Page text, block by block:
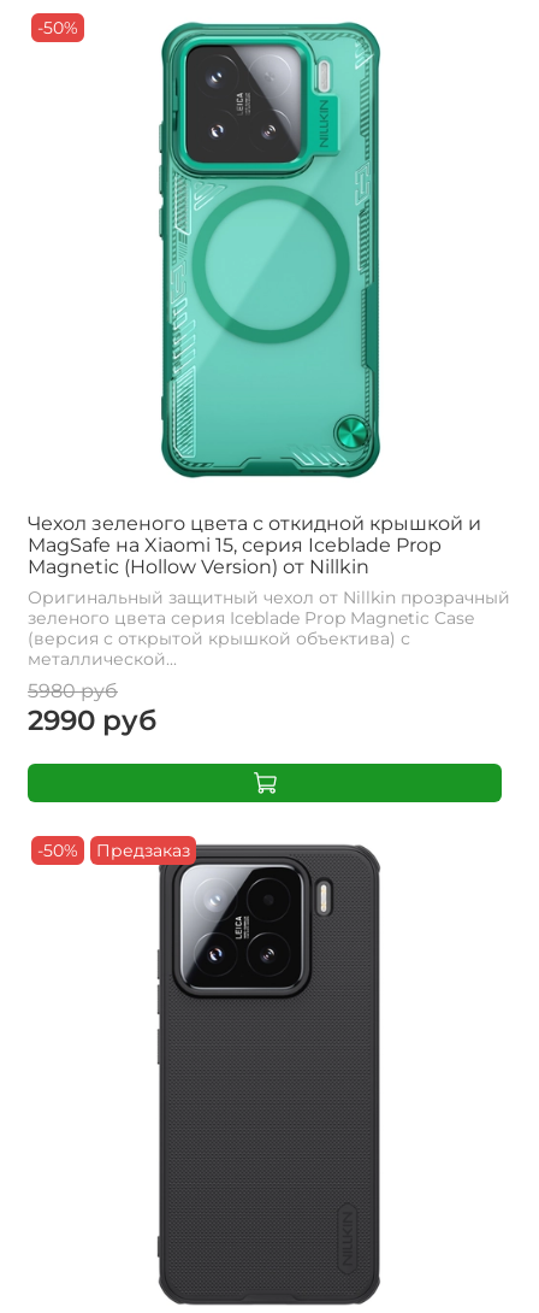
-50%
Чехол зеленого цвета с откидной крышкой и
MagSafe на Xiaomi 15, серия Iceblade Prop
Magnetic (Hollow Version) от Nillkin
Оригинальный защитный чехол от Nillkin прозрачный
зеленого цвета серия Iceblade Prop Magnetic Case
(версия с открытой крышкой объектива) с
металлической...
5980 руб
2990 руб
-50% Предзаказ